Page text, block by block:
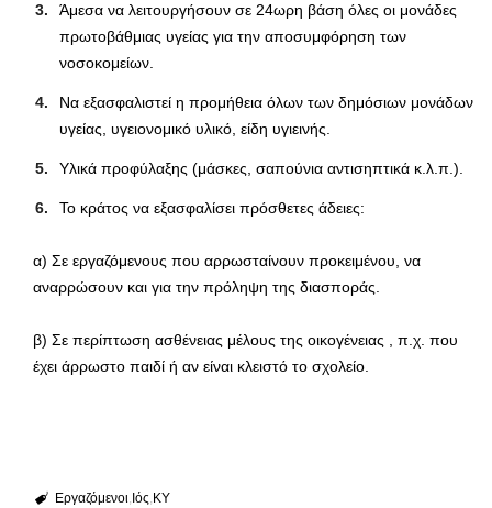
Άμεσα να λειτουργήσουν σε 24ωρη βάση όλες οι μονάδες
πρωτοβάθμιας υγείας για την αποσυμφόρηση των
νοσοκομείων.
Να εξασφαλιστεί η προμήθεια όλων των δημόσιων μονάδων
υγείας, υγειονομικό υλικό, είδη υγιεινής.
Υλικά προφύλαξης (μάσκες, σαπούνια αντισηπτικά κ.λ.π.).
Το κράτος να εξασφαλίσει πρόσθετες άδειες:
α) Σε εργαζόμενους που αρρωσταίνουν προκειμένου, να
αναρρώσουν και για την πρόληψη της διασποράς.
β) Σε περίπτωση ασθένειας μέλους της οικογένειας , π.χ. που
έχει άρρωστο παιδί ή αν είναι κλειστό το σχολείο.
Εργαζόμενοι Ιός ΚΥ